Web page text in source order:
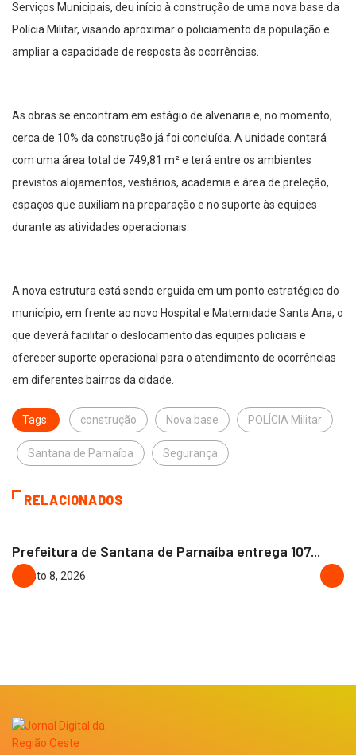
Serviços Municipais, deu início à construção de uma nova base da
Polícia Militar, visando aproximar o policiamento da população e
ampliar a capacidade de resposta às ocorrências.
As obras se encontram em estágio de alvenaria e, no momento,
cerca de 10% da construção já foi concluída. A unidade contará
com uma área total de 749,81 m² e terá entre os ambientes
previstos alojamentos, vestiários, academia e área de preleção,
espaços que auxiliam na preparação e no suporte às equipes
durante as atividades operacionais.
A nova estrutura está sendo erguida em um ponto estratégico do
município, em frente ao novo Hospital e Maternidade Santa Ana, o
que deverá facilitar o deslocamento das equipes policiais e
oferecer suporte operacional para o atendimento de ocorrências
em diferentes bairros da cidade.
Tags: construção Nova base POLÍCIA Militar
Santana de Parnaíba Segurança
RELACIONADOS
Prefeitura de Santana de Parnaíba entrega 107...
agosto 8, 2026